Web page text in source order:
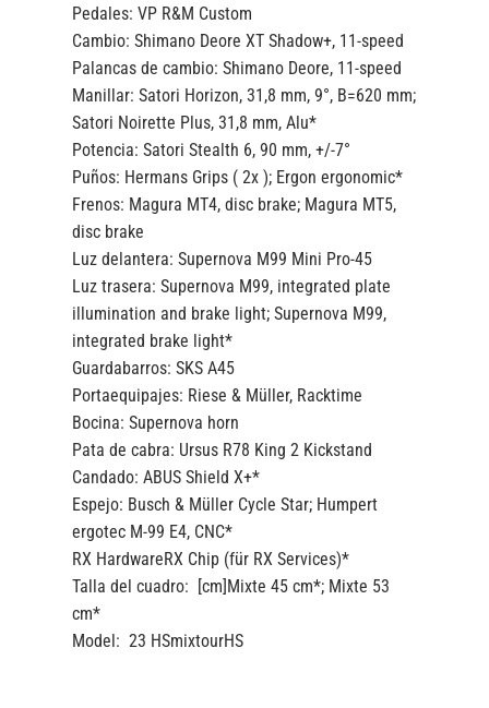
Pedales:VP R&M Custom
Cambio:Shimano Deore XT Shadow+, 11-speed
Palancas de cambio:Shimano Deore, 11-speed
Manillar:Satori Horizon, 31,8 mm, 9°, B=620 mm;
Satori Noirette Plus, 31,8 mm, Alu*
Potencia:Satori Stealth 6, 90 mm, +/-7°
Puños: Hermans Grips ( 2x ); Ergon ergonomic*
Frenos: Magura MT4, disc brake; Magura MT5,
disc brake
Luz delantera:Supernova M99 Mini Pro-45
Luz trasera:Supernova M99, integrated plate
illumination and brake light; Supernova M99,
integrated brake light*
Guardabarros:SKS A45
Portaequipajes: Riese & Müller, Racktime
Bocina:Supernova horn
Pata de cabra: Ursus R78 King 2 Kickstand
Candado:ABUS Shield X+*
Espejo: Busch & Müller Cycle Star; Humpert
ergotec M-99 E4, CNC*
RX HardwareRX Chip (für RX Services)*
Talla del cuadro: [cm]Mixte 45 cm*; Mixte 53
cm*
Model: 23 HSmixtourHS